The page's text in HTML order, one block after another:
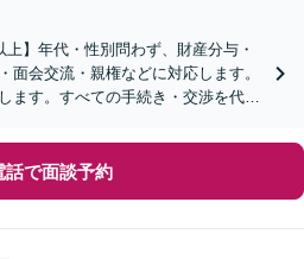
上】年代・性別問わず、財産分与・
面会交流・親権などに対応します。
ます。すべての手続き・交渉を代理
話で面談予約